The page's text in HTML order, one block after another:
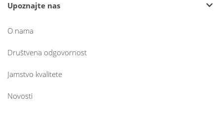
Upoznajte nas
O nama
Društvena odgovornost
Jamstvo kvalitete
Novosti